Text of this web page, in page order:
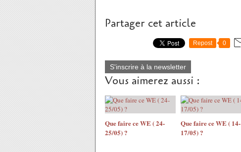
Partager cet article
Repost 0
S'inscrire à la newsletter
Vous aimerez aussi :
Que faire ce WE ( 24-
25/05) ?
Que faire ce WE ( 14-
17/05) ?